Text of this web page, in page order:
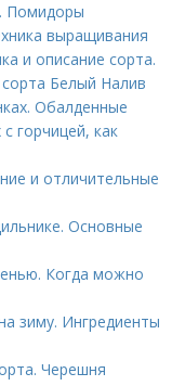
Помидоры
выращивания
и описание сорта.
Белый Налив
Обалденные
горчицей, как
и отличительные
Основные
Когда можно
зиму. Ингредиенты
Черешня